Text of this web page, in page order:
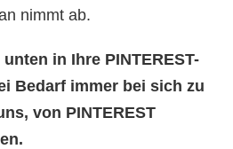
nimmt ab.
in Ihre PINTEREST-
Bedarf immer bei sich zu
von PINTEREST